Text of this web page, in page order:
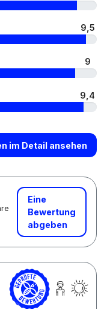
9,5
9
9,4
im Detail ansehen
Eine
Bewertung
abgeben